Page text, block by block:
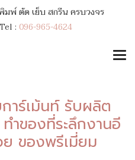
พ์ ตัด เย็บ สกรีน ครบวงจร
: 096-965-4624
าร์เม้นท์ รับผลิต
ำของที่ระลึกงานอี
ย ของพรีเมี่ยม